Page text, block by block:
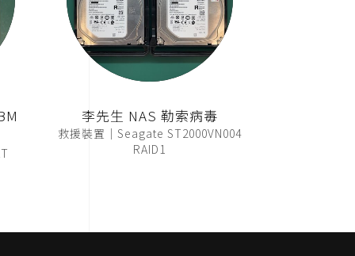
李先生 NAS 勒索病毒
救援裝置｜Seagate ST2000VN004
RAID1